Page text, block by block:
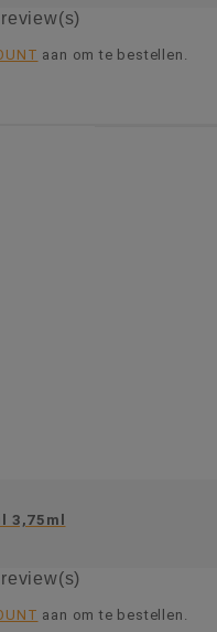
review(s)
aan om te bestellen.
3,75ml
review(s)
aan om te bestellen.